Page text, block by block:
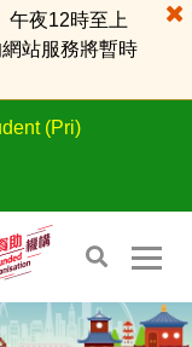
午夜12時至上
站服務將暫時
(Pri)